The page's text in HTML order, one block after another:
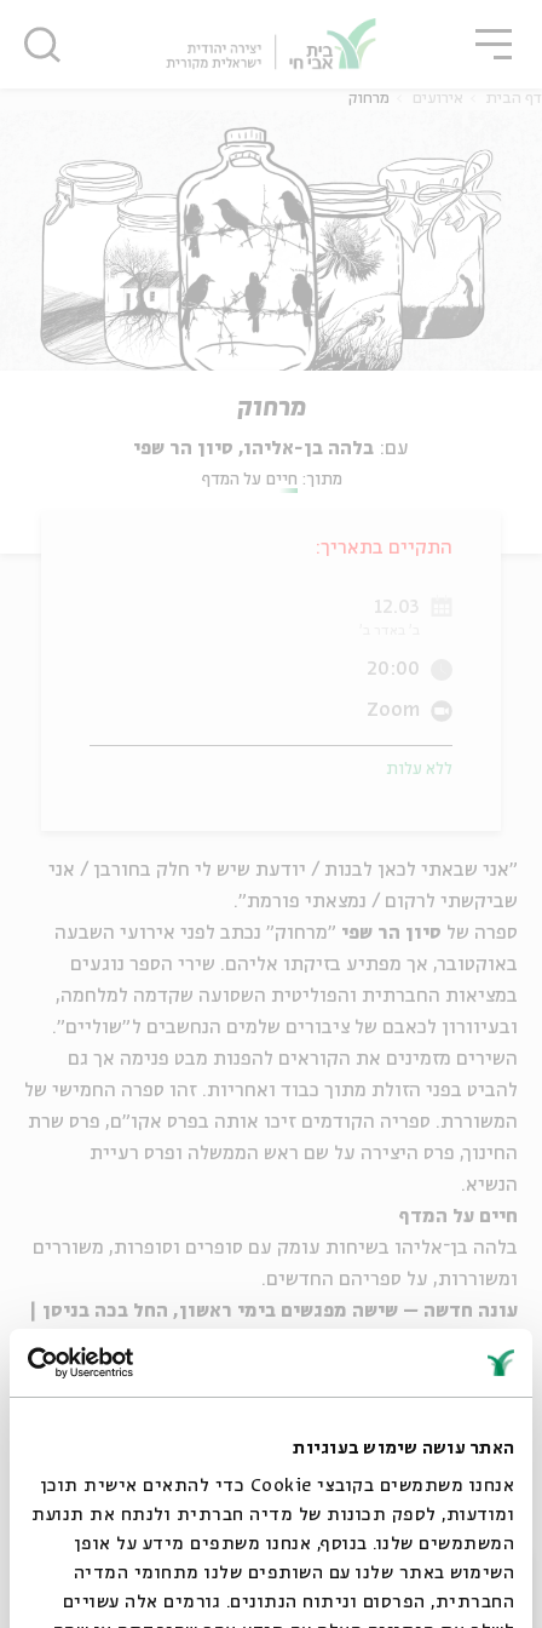
האתר עושה שימוש בעוגיות
אנחנו משתמשים בקובצי Cookie כדי להתאים אישית תוכן
ומודעות, לספק תכונות של מדיה חברתית ולנתח את תנועת
המשתמשים שלנו. בנוסף, אנחנו משתפים מידע על אופן
השימוש באתר שלנו עם השותפים שלנו מתחומי המדיה
החברתית, הפרסום וניתוח הנתונים. גורמים אלה עשויים
דף הבית אירועים מרחוק
מרחוק
עם: בלהה בן-אליהו, סיון הר שפי
מתוך: חיים על המדף
"אני שבאתי לכאן לבנות / יודעת שיש לי חלק בחורבן / אני
שביקשתי לרקום / נמצאתי פורמת".
ספרה של סיון הר שפי "מרחוק" נכתב לפני אירועי השבעה
באוקטובר, אך מפתיע בזיקתו אליהם. שירי הספר נוגעים
במציאות החברתית והפוליטית השסועה שקדמה למלחמה,
ובעיוורון לכאבם של ציבורים שלמים הנחשבים ל"שוליים".
השירים מזמינים את הקוראים להפנות מבט פנימה אך גם
להביט בפני הזולת מתוך כבוד ואחריות. זהו ספרה החמישי של
המשוררת. ספריה הקודמים זיכו אותה בפרס אקו"ם, פרס שרת
החינוך, פרס היצירה על שם ראש הממשלה ופרס רעיית
הנשיא.
חיים על המדף
בלהה בן־אליהו בשיחות עומק עם סופרים וסופרות, משוררים
ומשוררות, על ספריהם החדשים.
עונה חדשה – שישה מפגשים בימי ראשון, החל בכה בניסן |
שיתוף הוספה ליומן הרשמה לאירועים דומים
מתוך עמוד הוידאו >>
התקיים בתאריך:
12.03
20:00
Zoom
ללא עלות
סגור
סגור